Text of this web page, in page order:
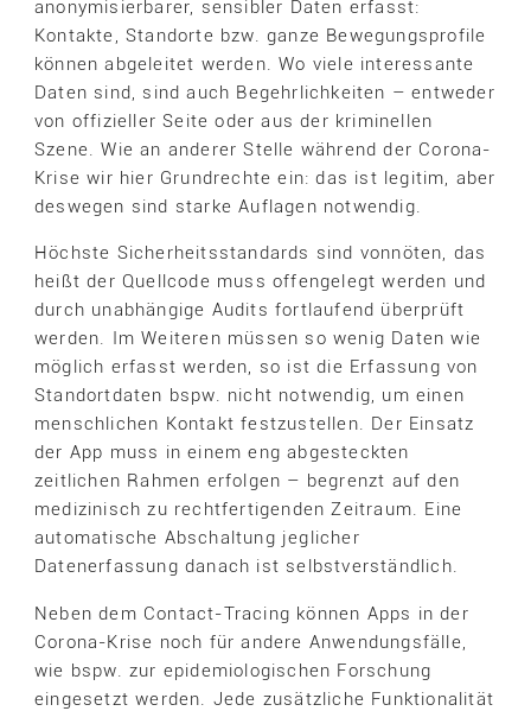
anonymisierbarer, sensibler Daten erfasst:
Kontakte, Standorte bzw. ganze Bewegungsprofile
können abgeleitet werden. Wo viele interessante
Daten sind, sind auch Begehrlichkeiten – entweder
von offizieller Seite oder aus der kriminellen
Szene. Wie an anderer Stelle während der Corona-
Krise wir hier Grundrechte ein: das ist legitim, aber
deswegen sind starke Auflagen notwendig.
Höchste Sicherheitsstandards sind vonnöten, das
heißt der Quellcode muss offengelegt werden und
durch unabhängige Audits fortlaufend überprüft
werden. Im Weiteren müssen so wenig Daten wie
möglich erfasst werden, so ist die Erfassung von
Standortdaten bspw. nicht notwendig, um einen
menschlichen Kontakt festzustellen. Der Einsatz
der App muss in einem eng abgesteckten
zeitlichen Rahmen erfolgen – begrenzt auf den
medizinisch zu rechtfertigenden Zeitraum. Eine
automatische Abschaltung jeglicher
Datenerfassung danach ist selbstverständlich.
Neben dem Contact-Tracing können Apps in der
Corona-Krise noch für andere Anwendungsfälle,
wie bspw. zur epidemiologischen Forschung
eingesetzt werden. Jede zusätzliche Funktionalität